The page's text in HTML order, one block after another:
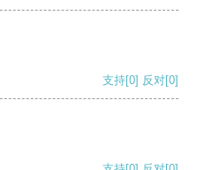
支持[0] 反对[0]